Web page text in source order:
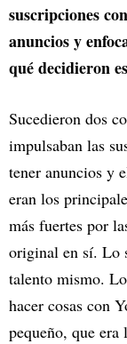
suscripciones
anuncios y
qué decidieron
Sucedieron dos
impulsaban las
tener anuncios y
eran los
más fuertes por
original en sí. Lo
talento mismo.
hacer cosas con
pequeño, que era